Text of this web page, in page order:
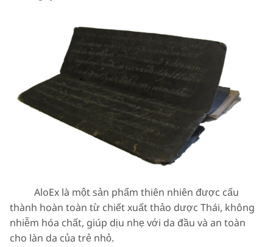
AloEx là một sản phẩm thiên nhiên được cấu
thành hoàn toàn từ chiết xuất thảo dược Thái, không
nhiễm hóa chất, giúp dịu nhẹ với da đầu và an toàn
cho làn da của trẻ nhỏ.